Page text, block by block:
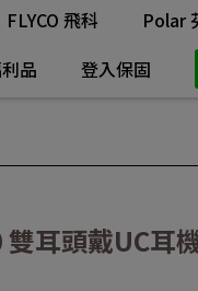
FLYCO 飛科
Polar
品 登入保固
耳頭戴UC耳